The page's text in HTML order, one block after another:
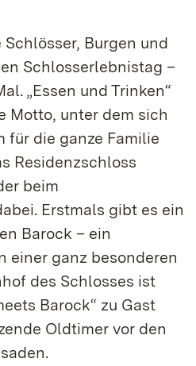
Schlösser, Burgen und
Schlosserlebnistag –
„Essen und Trinken“
Motto, unter dem sich
für die ganze Familie
Residenzschloss
beim
Erstmals gibt es ein
Barock – ein
einer ganz besonderen
des Schlosses ist
Barock“ zu Gast
Oldtimer vor den